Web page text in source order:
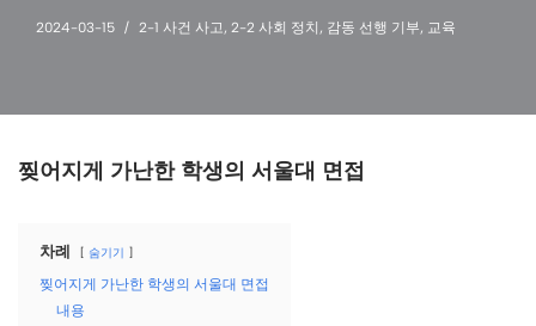
2024-03-15 2-1 사건 사고, 2-2 사회 정치 , 감동 선행 기부, 교육
찢어지게 가난한 학생의 서울대 면접
차례 숨기기
찢어지게 가난한 학생의 서울대 면접
내용